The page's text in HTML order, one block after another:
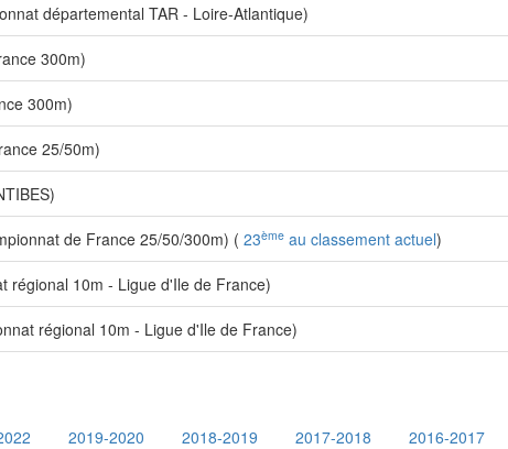
départemental TAR - Loire-Atlantique)
300m)
300m)
25/50m)
de France 25/50/300m) ( 23ème au classement actuel)
régional 10m - Ligue d'Ile de France)
régional 10m - Ligue d'Ile de France)
2019-2020 2018-2019 2017-2018 2016-2017